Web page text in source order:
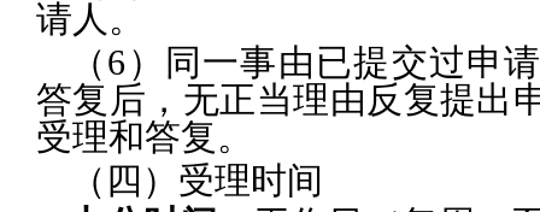
请人。
（6）同一事由已提交过申
答复后，无正当理由反复提出
受理和答复。
（四）受理时间